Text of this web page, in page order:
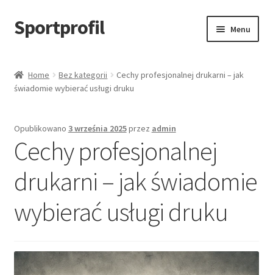
Przejdź
do
Przejdź
do
Sportprofil Menu
Blog
Koszyk
Home Bez kategorii
Cechy profesjonalnej drukarni – jak
świadomie wybierać usługi druku
Opublikowano 3 września 2025przez admin
Cechy profesjonalnej
drukarni – jak świadomie
wybierać usługi druku